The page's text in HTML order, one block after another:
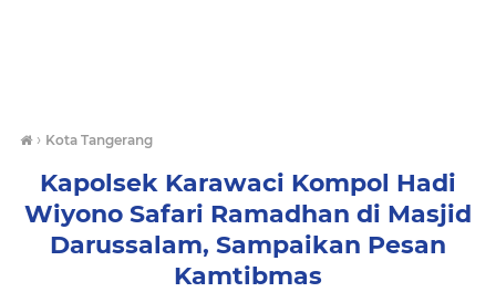
› Kota Tangerang
Kapolsek Karawaci Kompol Hadi
Wiyono Safari Ramadhan di Masjid
Darussalam, Sampaikan Pesan
Kamtibmas